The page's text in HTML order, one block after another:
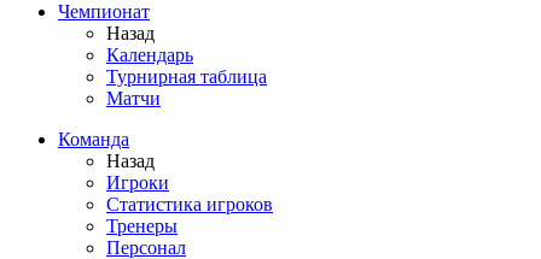
Чемпионат
Назад
Календарь
Турнирная таблица
Матчи
Команда
Назад
Игроки
Статистика игроков
Тренеры
Персонал